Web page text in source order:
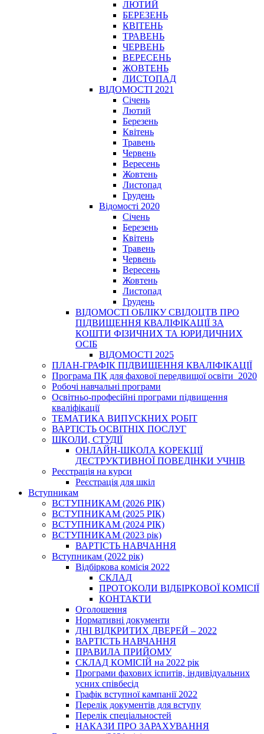
ЛЮТИЙ
БЕРЕЗЕНЬ
КВІТЕНЬ
ТРАВЕНЬ
ЧЕРВЕНЬ
ВЕРЕСЕНЬ
ЖОВТЕНЬ
ЛИСТОПАД
ВІДОМОСТІ 2021
Січень
Лютий
Березень
Квітень
Травень
Червень
Вересень
Жовтень
Листопад
Грудень
Відомості 2020
Січень
Березень
Квітень
Травень
Червень
Вересень
Жовтень
Листопад
Грудень
ВІДОМОСТІ ОБЛІКУ СВІДОЦТВ ПРО
ПІДВИЩЕННЯ КВАЛІФІКАЦІЇ ЗА
КОШТИ ФІЗИЧНИХ ТА ЮРИДИЧНИХ
ОСІБ
ВІДОМОСТІ 2025
ПЛАН-ГРАФІК ПІДВИЩЕННЯ КВАЛІФІКАЦІЇ
Програма ПК для фахової передвищої освіти_2020
Робочі навчальні програми
Освітньо-професійні програми підвищення
кваліфікації
ТЕМАТИКА ВИПУСКНИХ РОБІТ
ВАРТІСТЬ ОСВІТНІХ ПОСЛУГ
ШКОЛИ, СТУДІЇ
ОНЛАЙН-ШКОЛА КОРЕКЦІЇ
ДЕСТРУКТИВНОЇ ПОВЕДІНКИ УЧНІВ
Реєстрація на курси
Реєстрація для шкіл
Вступникам
ВСТУПНИКАМ (2026 РІК)
ВСТУПНИКАМ (2025 РІК)
ВСТУПНИКАМ (2024 РІК)
ВСТУПНИКАМ (2023 рік)
ВАРТІСТЬ НАВЧАННЯ
Вступникам (2022 рік)
Відбіркова комісія 2022
СКЛАД
ПРОТОКОЛИ ВІДБІРКОВОЇ КОМІСІЇ
КОНТАКТИ
Оголошення
Нормативні документи
ДНІ ВІДКРИТИХ ДВЕРЕЙ – 2022
ВАРТІСТЬ НАВЧАННЯ
ПРАВИЛА ПРИЙОМУ
СКЛАД КОМІСІЙ на 2022 рік
Програми фахових іспитів, індивідуальних
усних співбесід
Графік вступної кампанії 2022
Перелік документів для вступу
Перелік спеціальностей
НАКАЗИ ПРО ЗАРАХУВАННЯ